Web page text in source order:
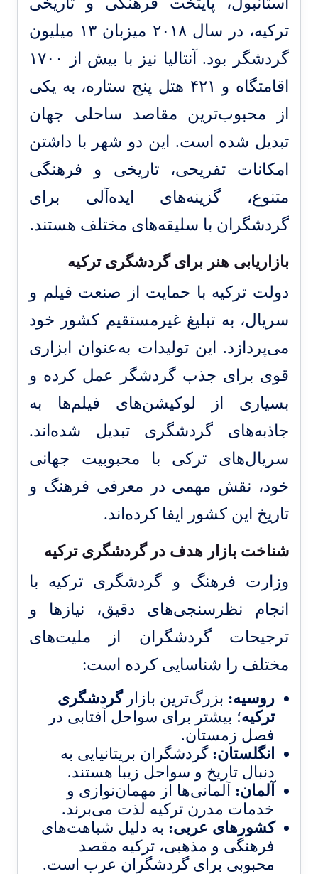
ترکیه، در سال ۲۰۱۸ میزبان ۱۳ میلیون
گردشگر بود. آنتالیا نیز با بیش از ۱۷۰۰
اقامتگاه و ۴۲۱ هتل پنج ستاره، به یکی
از محبوب‌ترین مقاصد ساحلی جهان
تبدیل شده است. این دو شهر با داشتن
امکانات تفریحی، تاریخی و فرهنگی
متنوع، گزینه‌های ایده‌آلی برای
گردشگران با سلیقه‌های مختلف هستند.
بازاریابی هنر برای گردشگری ترکیه
دولت ترکیه با حمایت از صنعت فیلم و
سریال، به تبلیغ غیرمستقیم کشور خود
می‌پردازد. این تولیدات به‌عنوان ابزاری
قوی برای جذب گردشگر عمل کرده و
بسیاری از لوکیشن‌های فیلم‌ها به
جاذبه‌های گردشگری تبدیل شده‌اند.
سریال‌های ترکی با محبوبیت جهانی
خود، نقش مهمی در معرفی فرهنگ و
تاریخ این کشور ایفا کرده‌اند.
شناخت بازار هدف در گردشگری ترکیه
وزارت فرهنگ و گردشگری ترکیه با
انجام نظرسنجی‌های دقیق، نیازها و
ترجیحات گردشگران از ملیت‌های
مختلف را شناسایی کرده است:
روسیه: بزرگ‌ترین بازارگردشگری
ترکیه؛ بیشتر برای سواحل آفتابی در
فصل زمستان.
انگلستان: گردشگران بریتانیایی به
دنبال تاریخ و سواحل زیبا هستند.
آلمان: آلمانی‌ها از مهمان‌نوازی و
خدمات مدرن ترکیه لذت می‌برند.
کشورهای عربی: به دلیل شباهت‌های
فرهنگی و مذهبی، ترکیه مقصد
محبوبی برای گردشگران عرب است.